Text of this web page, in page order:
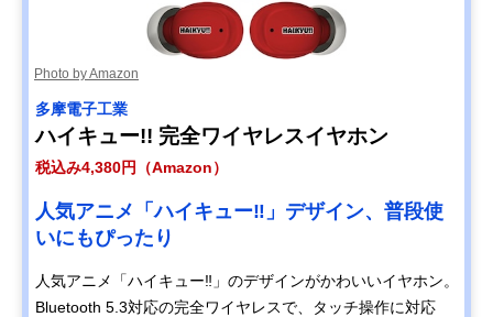
Photo by Amazon
多摩電子工業
ハイキュー!! 完全ワイヤレスイヤホン
税込み4,380円（Amazon）
人気アニメ「ハイキュー‼」デザイン、普段使
いにもぴったり
人気アニメ「ハイキュー‼」のデザインがかわいいイヤホン。
Bluetooth 5.3対応の完全ワイヤレスで、タッチ操作に対応